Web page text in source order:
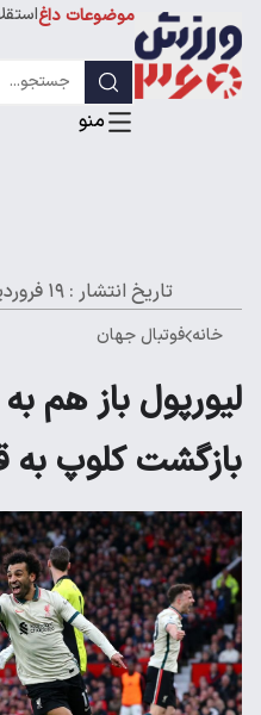
موضوعات داغ
تاریخ انتشار :۱۹ فروردین ۱۴۰۳ - ۱۲:۴۹
خانه فوتبال جهان
لیورپول باز هم به
بازگشت کلوپ به